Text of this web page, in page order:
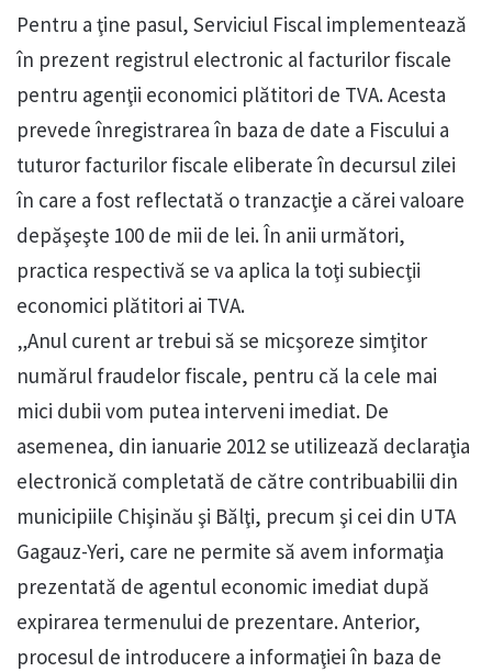
Pentru a ţine pasul, Serviciul Fiscal implementează
în prezent registrul electronic al facturilor fiscale
pentru agenţii economici plătitori de TVA. Acesta
prevede înregistrarea în baza de date a Fiscului a
tuturor facturilor fiscale eliberate în decursul zilei
în care a fost reflectată o tranzacţie a cărei valoare
depăşeşte 100 de mii de lei. În anii următori,
practica respectivă se va aplica la toţi subiecţii
economici plătitori ai TVA.
„Anul curent ar trebui să se micşoreze simţitor
numărul fraudelor fiscale, pentru că la cele mai
mici dubii vom putea interveni imediat. De
asemenea, din ianuarie 2012 se utilizează declaraţia
electronică completată de către contribuabilii din
municipiile Chişinău şi Bălţi, precum şi cei din UTA
Gagauz-Yeri, care ne permite să avem informaţia
prezentată de agentul economic imediat după
expirarea termenului de prezentare. Anterior,
procesul de introducere a informaţiei în baza de